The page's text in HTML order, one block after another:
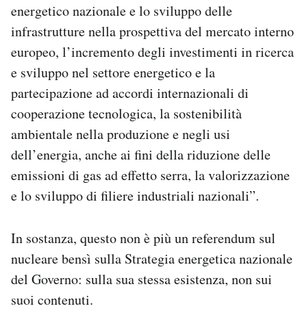
energetico nazionale e lo sviluppo delle
infrastrutture nella prospettiva del mercato interno
europeo, l’incremento degli investimenti in ricerca
e sviluppo nel settore energetico e la
partecipazione ad accordi internazionali di
cooperazione tecnologica, la sostenibilità
ambientale nella produzione e negli usi
dell’energia, anche ai fini della riduzione delle
emissioni di gas ad effetto serra, la valorizzazione
e lo sviluppo di filiere industriali nazionali”.
In sostanza, questo non è più un referendum sul
nucleare bensì sulla Strategia energetica nazionale
del Governo: sulla sua stessa esistenza, non sui
suoi contenuti.